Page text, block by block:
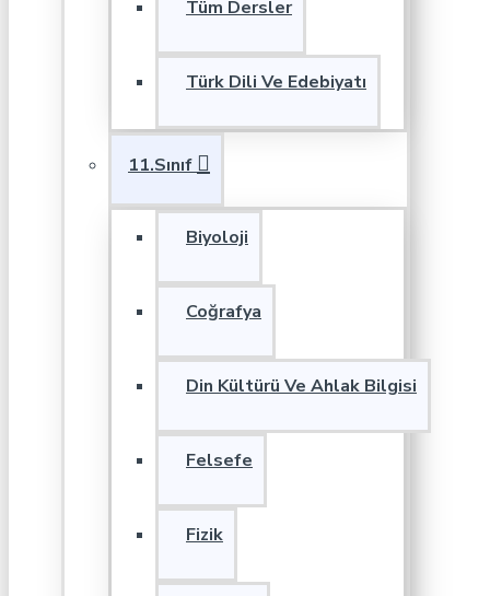
Tüm Dersler
Türk Dili Ve Edebiyatı
11.Sınıf
Biyoloji
Coğrafya
Din Kültürü Ve Ahlak Bilgisi
Felsefe
Fizik